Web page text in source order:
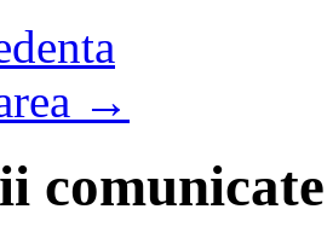
→
comunicate